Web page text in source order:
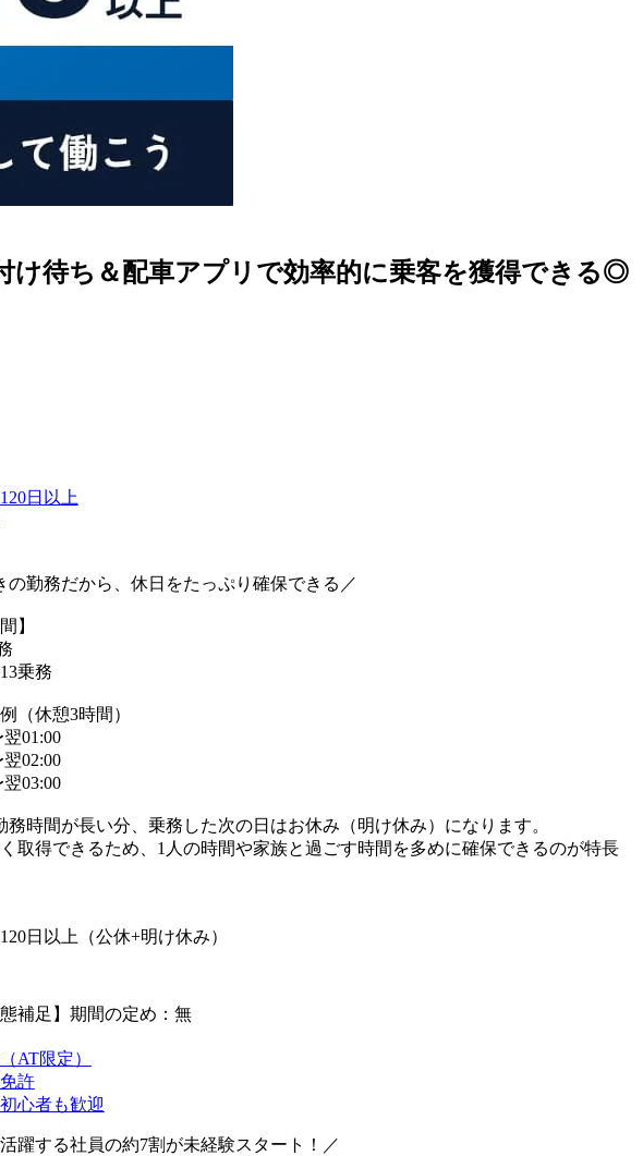
け待ち＆配車アプリで効率的に乗客を獲得できる◎
日以上
の勤務だから、休日をたっぷり確保できる／
】
乗務
（休憩3時間）
01:00
02:00
03:00
時間が長い分、乗務した次の日はお休み（明け休み）になります。
取得できるため、1人の時間や家族と過ごす時間を多めに確保できるのが特長
日以上（公休+明け休み）
態補足】期間の定め：無
AT限定）
許
心者も歓迎
躍する社員の約7割が未経験スタート！／